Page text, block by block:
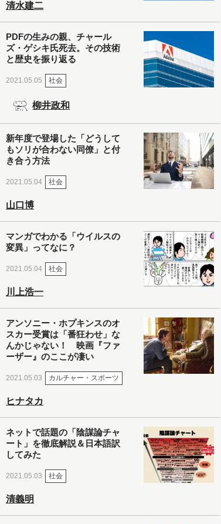
清水建二
PDFの生みの親、チャール
ズ・ゲシキ氏死去。その技術
と歴史を振り返る
2021.05.05 社会
柳井政和
新年度で登場した「どうして
もソリが合わない同僚」と付
き合う方法
2021.05.04 社会
山口博
マンガでわかる「ウイルスの
変異」ってなに？
2021.05.04 社会
川上浩一
アンソニー・ホプキンスのオ
スカー受賞は「番狂わせ」な
んかじゃない！ 映画『ファ
ーザー』のここが凄い
2021.05.03 カルチャー・スポーツ
ヒナタカ
ネットで話題の「陰謀論チャ
ート」を徹底解説＆日本語訳
してみた
2021.05.03 社会
清義明